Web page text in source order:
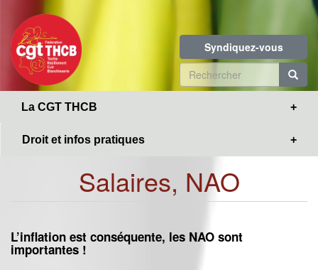
contenu
principal
Syndiquez-vous
Formulaire
de
La CGT THCB
Droit et infos pratiques
Salaires, NAO
L’inflation est conséquente, les NAO sont
importantes !